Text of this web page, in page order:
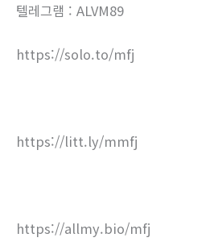
텔레그램 : ALVM89
https://solo.to/mfj
https://litt.ly/mmfj
https://allmy.bio/mfj